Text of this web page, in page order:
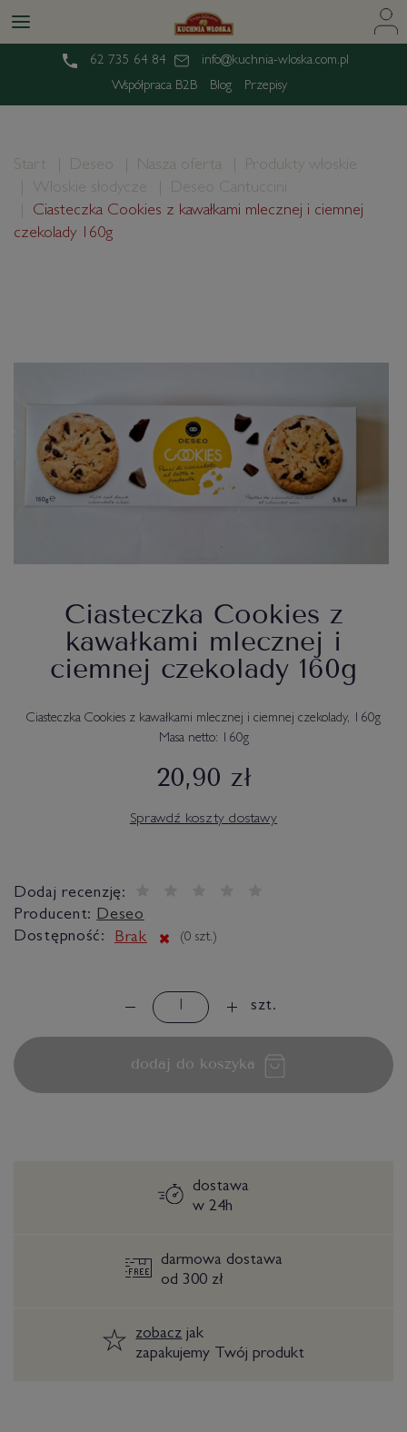
62 735 64 84
info@kuchnia-wloska.com.pl
Współpraca B2B
Blog Przepisy
Start Deseo Nasza oferta
Produkty włoskie
Włoskie słodycze
Deseo Cantuccini
Ciasteczka Cookies z kawałkami mlecznej i ciemnej
czekolady 160g
Ciasteczka Cookies z
kawałkami mlecznej i
ciemnej czekolady 160g
Ciasteczka Cookies z kawałkami mlecznej i ciemnej czekolady, 160g
Masa netto: 160g
20,90 zł
Sprawdź koszty dostawy
Dodaj recenzję:
Producent: Deseo
Dostępność:
Brak (0 szt.)
szt.
dodaj do koszyka
dostawa
w 24h
darmowa dostawa
od 300 zł
zobaczjak
zapakujemy Twój produkt